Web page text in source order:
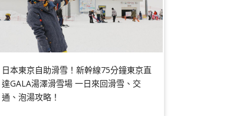
日本東京自助滑雪！新幹線75分鐘東京直
達GALA湯澤滑雪場 一日來回滑雪、交
通、泡湯攻略！